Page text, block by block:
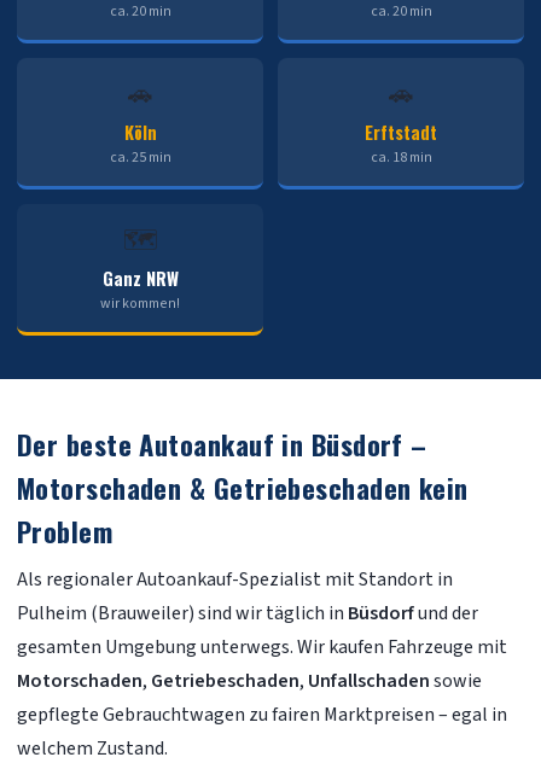
ca. 20 min ca. 20 min
🚗
Köln
ca. 25 min
🚗
Erftstadt
ca. 18 min
🗺️
Ganz NRW
wir kommen!
Der beste Autoankauf in Büsdorf –
Motorschaden & Getriebeschaden kein
Problem
Als regionaler Autoankauf-Spezialist mit Standort in
Pulheim (Brauweiler) sind wir täglich in Büsdorfund der
gesamten Umgebung unterwegs. Wir kaufen Fahrzeuge mit
Motorschaden, Getriebeschaden, Unfallschadensowie
gepflegte Gebrauchtwagen zu fairen Marktpreisen – egal in
welchem Zustand.